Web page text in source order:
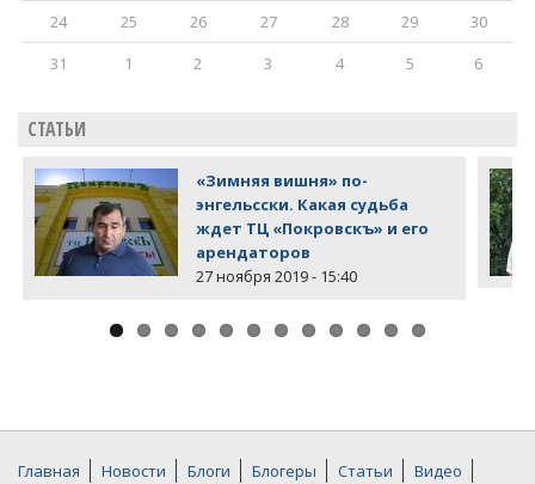
24
25 26 27 28 29
30
31
1 2 3 4 5 6
СТАТЬИ
«Зимняя вишня» по-
энгельсски. Какая судьба
ждет ТЦ «Покровскъ» и его
арендаторов
27 ноября 2019 - 15:40
Главная Новости Блоги Блогеры Статьи
Видео